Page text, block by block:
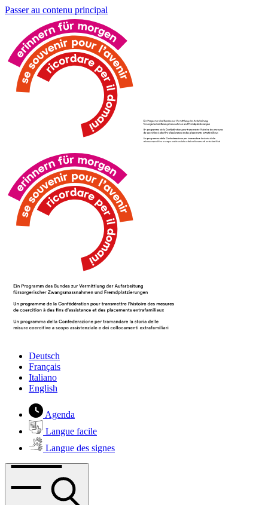
Passer au contenu principal
Deutsch
Français
Italiano
English
Agenda
Langue facile
Langue des signes